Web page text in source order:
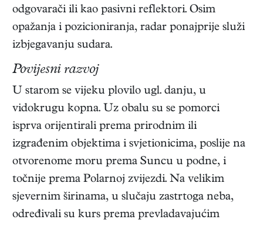
odgovarači ili kao pasivni reflektori. Osim
opažanja i pozicioniranja, radar ponajprije služi
izbjegavanju sudara.
Povijesni razvoj
U starom se vijeku plovilo ugl. danju, u
vidokrugu kopna. Uz obalu su se pomorci
isprva orijentirali prema prirodnim ili
izgrađenim objektima i svjetionicima, poslije na
otvorenome moru prema Suncu u podne, i
točnije prema Polarnoj zvijezdi. Na velikim
sjevernim širinama, u slučaju zastrtoga neba,
određivali su kurs prema prevladavajućim